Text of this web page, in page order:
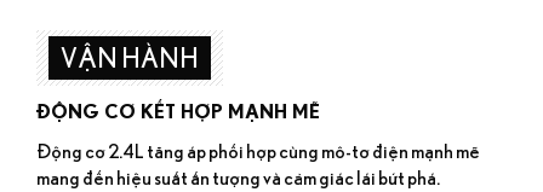
VẬN HÀNH
ĐỘNG CƠ KẾT HỢP MẠNH MẼ
Động cơ 2.4L tăng áp phối hợp cùng mô-tơ điện mạnh mẽ
mang đến hiệu suất ấn tượng và cảm giác lái bứt phá.